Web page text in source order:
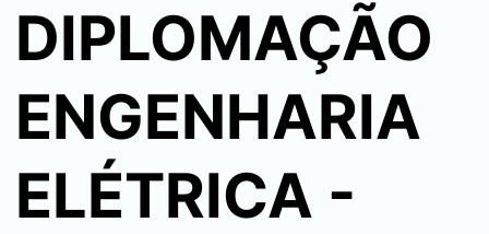
DIPLOMAÇÃO
ENGENHARIA
ELÉTRICA -